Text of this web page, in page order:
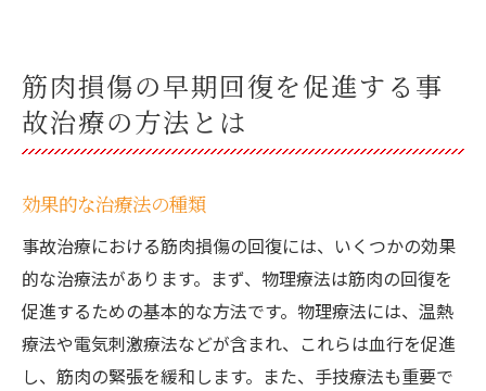
筋肉損傷の早期回復を促進する事
故治療の方法とは
効果的な治療法の種類
事故治療における筋肉損傷の回復には、いくつかの効果
的な治療法があります。まず、物理療法は筋肉の回復を
促進するための基本的な方法です。物理療法には、温熱
療法や電気刺激療法などが含まれ、これらは血行を促進
し、筋肉の緊張を緩和します。また、手技療法も重要で